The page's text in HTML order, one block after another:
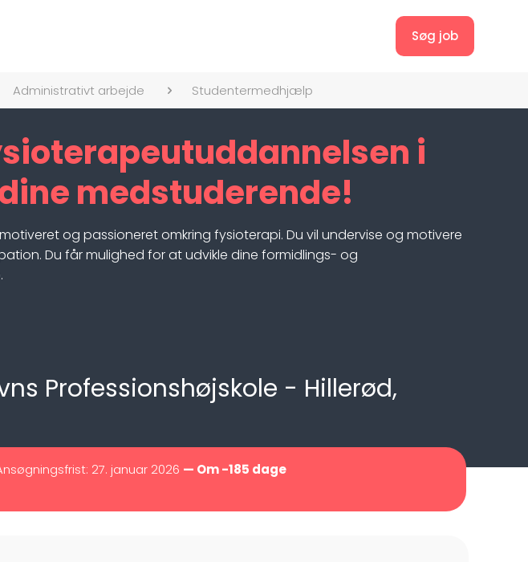
Søg job
Administrativt arbejde Studentermedhjælp
i
medstuderende!
og passioneret omkring fysioterapi. Du vil undervise og motivere
Du får mulighed for at udvikle dine formidlings- og
Professionshøjskole - Hillerød,
27. januar 2026 — Om -185 dage